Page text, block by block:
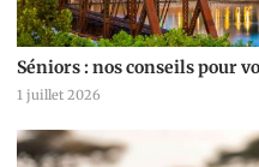
Séniors : nos conseils pour
1 juillet 2026